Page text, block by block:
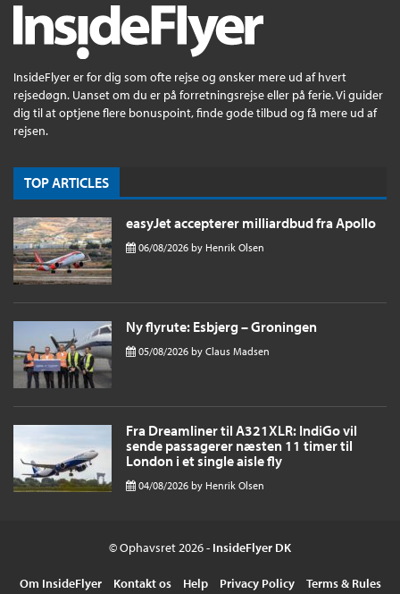
InsideFlyer er for dig som ofte rejse og ønsker mere ud af hvert
rejsedøgn. Uanset om du er på forretningsrejse eller på ferie. Vi guider
dig til at optjene flere bonuspoint, finde gode tilbud og få mere ud af
rejsen.
TOP ARTICLES
easyJet accepterer milliardbud fra Apollo
06/08/2026 by Henrik Olsen
Ny flyrute: Esbjerg – Groningen
05/08/2026 by Claus Madsen
Fra Dreamliner til A321XLR: IndiGo vil
sende passagerer næsten 11 timer til
London i et single aisle fly
04/08/2026 by Henrik Olsen
© Ophavsret 2026 - InsideFlyer DK
Om InsideFlyer Kontakt os Help Privacy Policy
Terms & Rules